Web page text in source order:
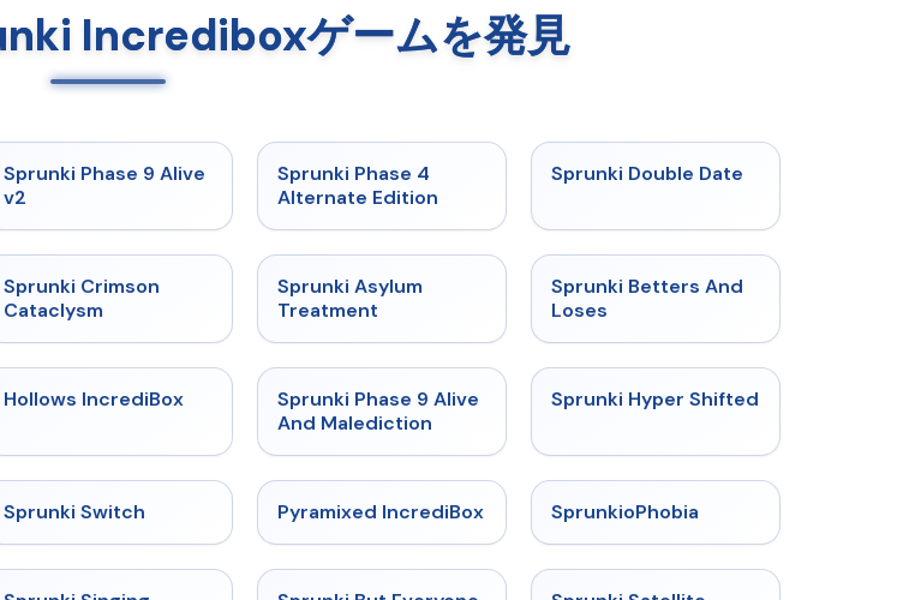
Incrediboxゲームを発見
★ 4.6
Sprunki Phase 9 Alive
v2
Sprunki Phase 4
Alternate Edition
★ 4.5
Sprunki Double Date
Sprunki Crimson
Cataclysm
Sprunki Asylum
Treatment
★ 4.6
Sprunki Betters And
Loses
★ 4.3
Hollows IncrediBox ★ 4.4
Sprunki Phase 9 Alive
And Malediction
★ 4.5
Sprunki Hyper Shifted
Sprunki Switch ★ 4.6
Pyramixed IncrediBox SprunkioPhobia
★ 4.5